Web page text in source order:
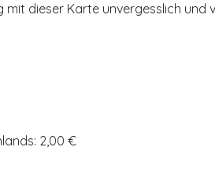
dieser Karte unvergesslich und
2,00 €